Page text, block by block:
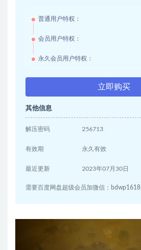
普通用户特权：
会员用户特权：
永久会员用户特权：
立即购买
其他信息
解压密码 256713
有效期 永久有效
最近更新 2023年07月30日
需要百度网盘超级会员加微信：bdwp1618